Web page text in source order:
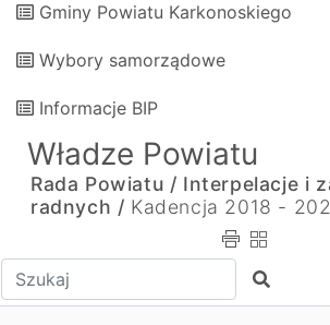
Gminy Powiatu Karkonoskiego
Wybory samorządowe
Informacje BIP
Władze Powiatu
Rada Powiatu / Interpelacje i
radnych / Kadencja 2018 -
Wpisz tekst do wyszukania Szukaj